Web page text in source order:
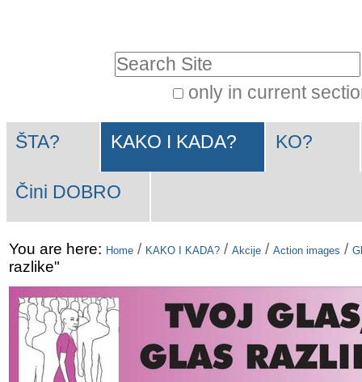
Skip
to
navigation
only in current
Search…
Navigation
ŠTA? KAKO I KADA? KO?
Čini DOBRO
You are here: Home / KAKO I KADA? / Akcije / Action images /
razlike"